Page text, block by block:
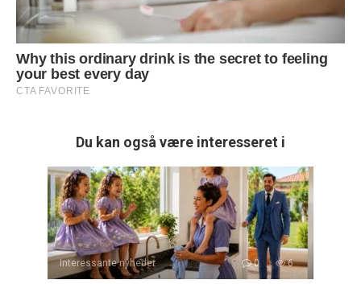
Du kan også være interesseret i
Interessante nyheder 0 6